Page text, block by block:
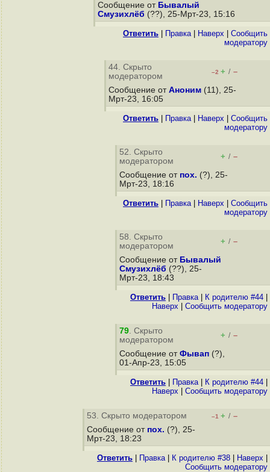
Сообщение от Бывалый
Смузихлёб (??), 25-Мрт-23, 15:16
Ответить Правка| Наверх
Cообщить
модератору
44. Скрыто
модератором
–2 + / –
Сообщение от Аноним (11), 25-
Мрт-23, 16:05
Ответить Правка| Наверх
Cообщить
модератору
52. Скрыто
модератором
+ / –
Сообщение от пох. (?), 25-
Мрт-23, 18:16
Ответить Правка| Наверх
Cообщить
модератору
58. Скрыто
модератором
+ / –
Сообщение от Бывалый
Смузихлёб (??), 25-
Мрт-23, 18:43
Ответить Правка| К родителю #44
Наверх
Cообщить модератору
79. Скрыто
модератором
+ / –
Сообщение от Фывап (?),
01-Апр-23, 15:05
Ответить Правка| К родителю #44
Наверх
Cообщить модератору
53. Скрыто модератором –1 + / –
Сообщение от пох. (?), 25-
Мрт-23, 18:23
Ответить Правка| К родителю #38 Наверх
Cообщить модератору